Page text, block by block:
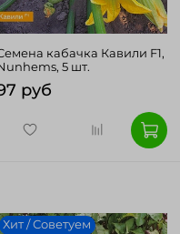
кабачка Кавили F1,
5 шт.
руб
Хит / Советуем